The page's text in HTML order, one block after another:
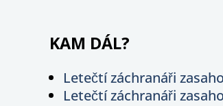
KAM DÁL?
Letečtí záchranáři
Letečtí záchranáři